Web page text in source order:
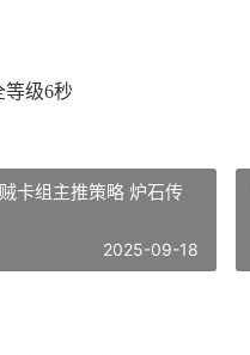
等级6秒
卡组主推策略 炉石传
2025-09-18